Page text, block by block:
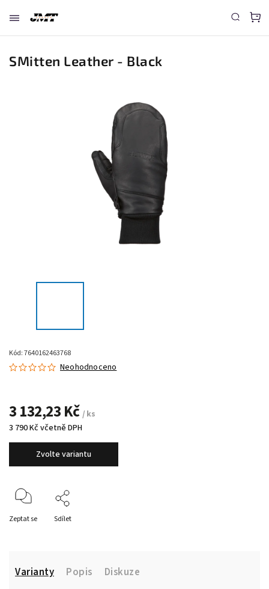
SMitten Leather - Black
Kód:7640162463768
Neohodnoceno
3 132,23 Kč / ks
3 790 Kč včetně DPH
Zvolte variantu
Zeptat se Sdílet
Varianty Popis Diskuze